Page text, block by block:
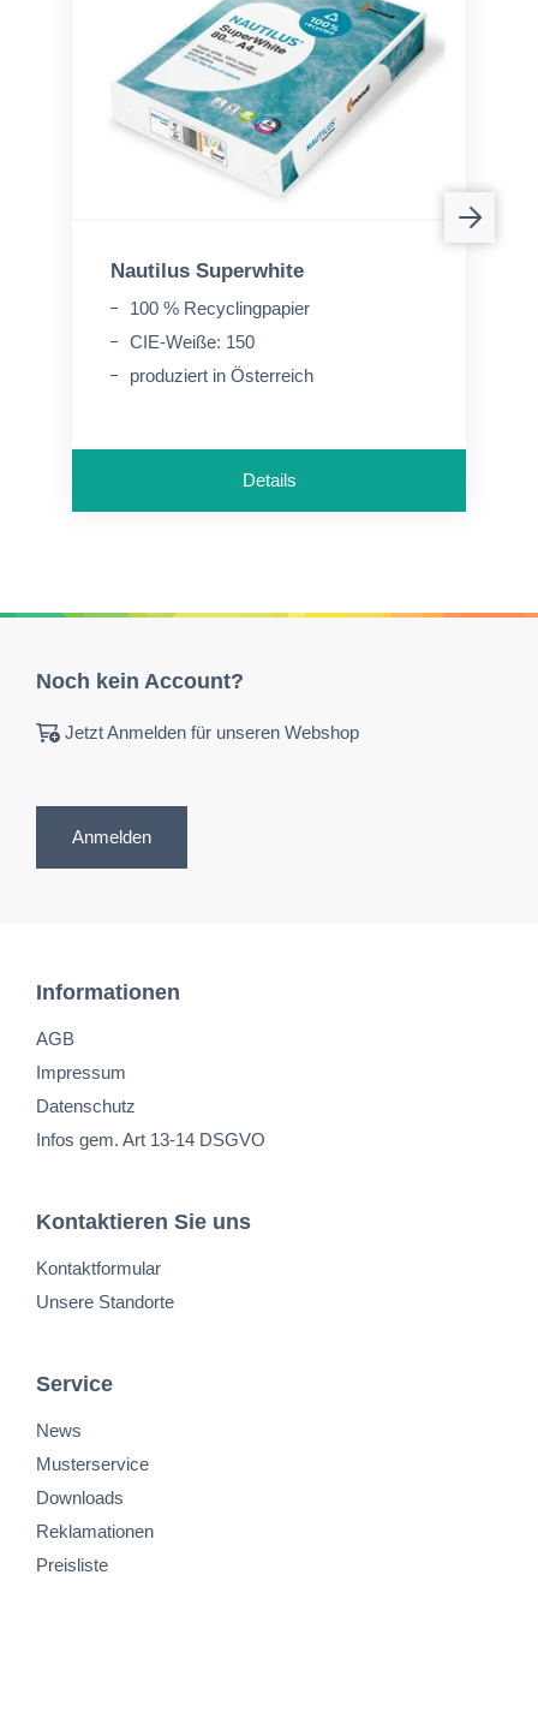
Nautilus Superwhite
100 % Recyclingpapier
CIE-Weiße: 150
produziert in Österreich
Details
Noch kein Account?
Jetzt Anmelden für unseren Webshop
Anmelden
Informationen
AGB
Impressum
Datenschutz
Infos gem. Art 13-14 DSGVO
Kontaktieren Sie uns
Kontaktformular
Unsere Standorte
Service
News
Musterservice
Downloads
Reklamationen
Preisliste